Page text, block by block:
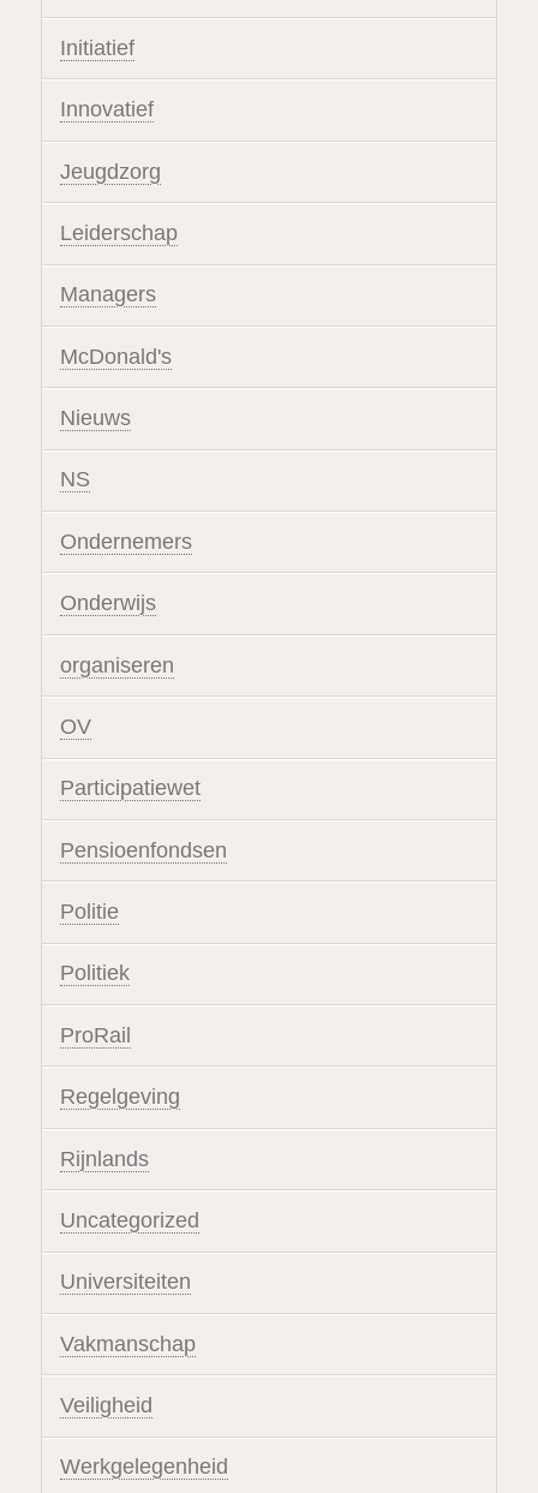
Initiatief
Innovatief
Jeugdzorg
Leiderschap
Managers
McDonald's
Nieuws
NS
Ondernemers
Onderwijs
organiseren
OV
Participatiewet
Pensioenfondsen
Politie
Politiek
ProRail
Regelgeving
Rijnlands
Uncategorized
Universiteiten
Vakmanschap
Veiligheid
Werkgelegenheid